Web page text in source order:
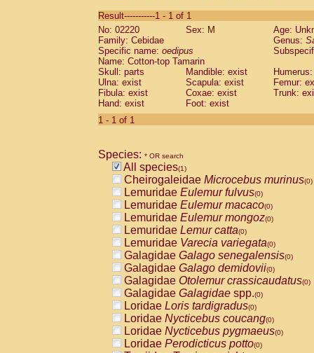
CebidaeSaguinus labiatus(0)
Cebidae Saguinus leucopus (0)
Cebidae
CebidaeSaguinus mystax
Cebidae Saguinus nigricollis (0)
Cebidae Saguinus oedipus
Cebidae Saguinus weddelli
Cebidae Saguinusspp.
Cebidae
CebidaeCebus capucinus
CebidaeCebus nigrivittatus
CebidaeCebus spp.(0)
CebidaeSaimiri boliviensis(0)
CebidaeSaimiri sciureus(0)
AtelidaeAlouatta caraya(0)
AtelidaeAlouatta fusca(0)
AtelidaeAlouatta seniculus(0)
AtelidaeAlouattaspp.(0)
AtelidaeAteles belzebuth(0)
AtelidaeAteles geoffroyi(0)
AtelidaeAteles paniscus(0)
AtelidaeAtelesspp.(0)
AtelidaeLagothrix lagothricha(0)
AtelidaeLagothrix lagothricha cana
PitheciidaeCacajao calvus
Result-----------1 - 1 of 1
No: 02220
Sex: M
Age:
Family: Cebidae
Genus:
Specific name: oedipus
Name: Cotton-top Tamarin
Skull: parts
Mandible: exist
Ulna: exist
Scapula: exist
Femur:
Fibula: exist
Coxae: exist
Trunk:
Hand: exist
Foot: exist
1 - 1 of 1
Species: * OR search
All species(1)
Cheirogaleidae Microcebus murinus(0)
Lemuridae Eulemur fulvus(0)
Lemuridae Eulemur macaco(0)
Lemuridae Eulemur mongoz(0)
Lemuridae Lemur catta(0)
Lemuridae Varecia variegata(0)
Galagidae Galago senegalensis(0)
Galagidae Galago demidovii(0)
Galagidae Otolemur crassicaudatus(0)
Galagidae Galagidae spp.(0)
Loridae Loris tardigradus(0)
Loridae Nycticebus coucang(0)
Loridae Nycticebus pygmaeus(0)
Loridae Perodicticus potto(0)